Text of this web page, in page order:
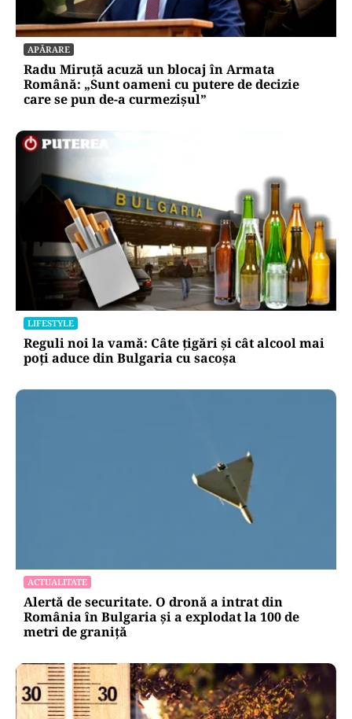
APĂRARE
Radu Miruță acuză un blocaj în Armata
Română: „Sunt oameni cu putere de decizie
care se pun de-a curmezișul”
LIFESTYLE
Reguli noi la vamă: Câte țigări și cât alcool mai
poți aduce din Bulgaria cu sacoșa
ACTUALITATE
Alertă de securitate. O dronă a intrat din
România în Bulgaria şi a explodat la 100 de
metri de graniţă